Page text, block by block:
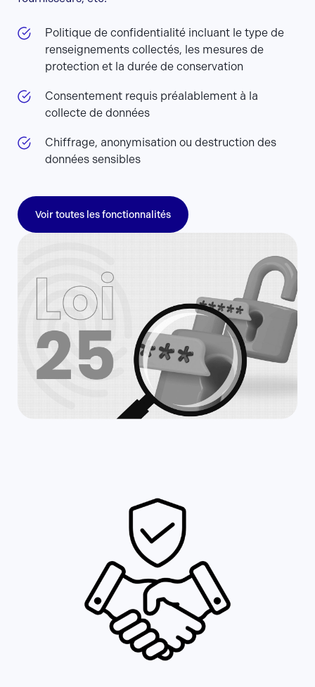
Politique de confidentialité incluant le type de
renseignements collectés, les mesures de
protection et la durée de conservation
Consentement requis préalablement à la
collecte de données
Chiffrage, anonymisation ou destruction des
données sensibles
Voir toutes les fonctionnalités